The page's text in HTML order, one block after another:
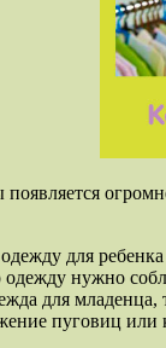
для
одежду нужно
для
пуговиц